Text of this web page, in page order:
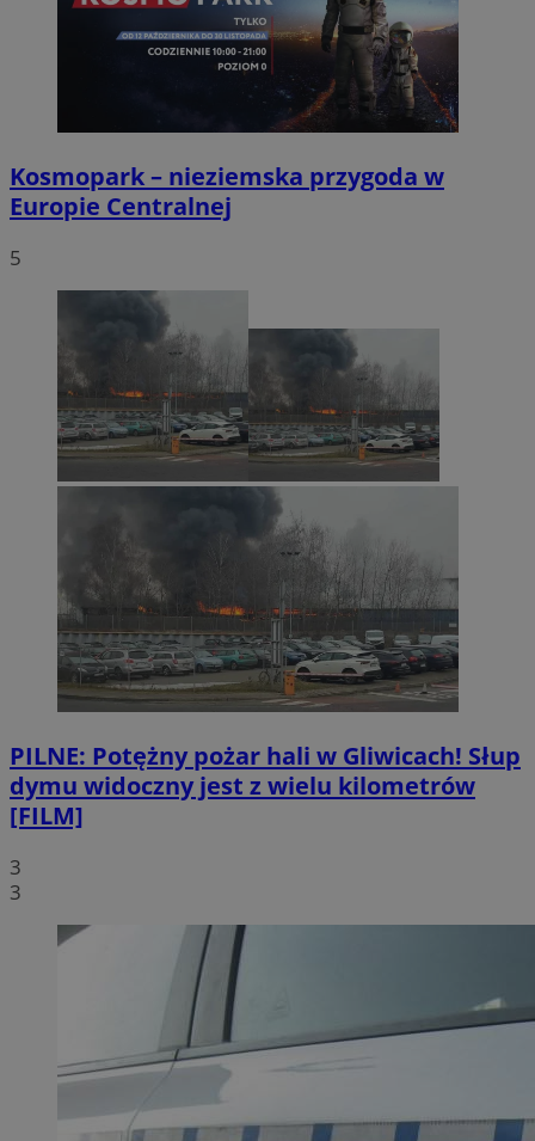
Kosmopark – nieziemska przygoda w
Europie Centralnej
5
PILNE: Potężny pożar hali w Gliwicach! Słup
dymu widoczny jest z wielu kilometrów
[FILM]
3
3